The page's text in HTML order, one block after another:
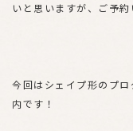
いと思いますが、ご予
今回はシェイプ形のプ
内です！